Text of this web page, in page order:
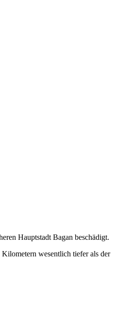
Hauptstadt Bagan beschädigt.
wesentlich tiefer als der